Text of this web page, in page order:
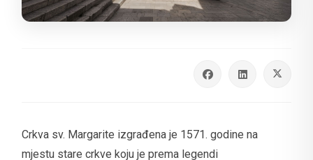
Crkva sv. Margarite izgrađena je 1571. godine na
mjestu stare crkve koju je prema legendi